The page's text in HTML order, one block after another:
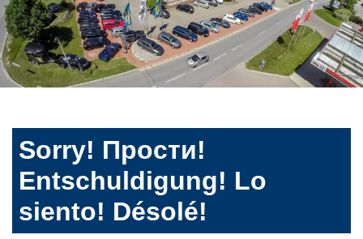
Sorry! Прости!
Entschuldigung! Lo
siento! Désolé!